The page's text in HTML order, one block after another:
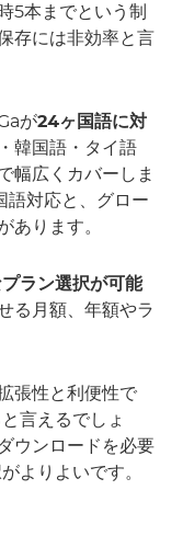
5本までという制
存には非効率と言
が24ヶ国語に対
韓国語・タイ語
幅広くカバーしま
対応と、グロー
あります。
ラン選択が可能
る月額、年額やラ
張性と利便性で
言えるでしょ
ウンロードを必要
よりよいです。